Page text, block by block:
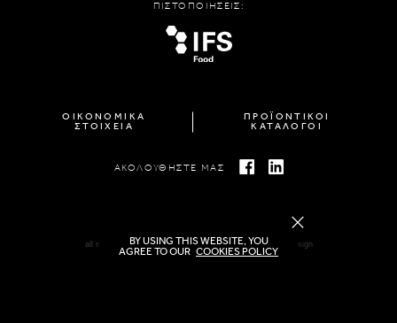
ΠΙΣΤΟΠΟΙΗΣΕΙΣ:
ΟΙΚΟΝΟΜΙΚΑ
ΣΤΟΙΧΕΙΑ
ΠΡΟΪΟΝΤΙΚΟΙ
ΚΑΤΑΛΟΓΟΙ
ΑΚΟΛΟΥΘΗΣΤΕ ΜΑΣ
all rights reserved FAMIGLIA © 2026 | created by freshdesign
BY USING THIS WEBSITE, YOU
AGREE TO OUR COOKIES POLICY